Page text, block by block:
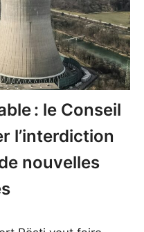
: le Conseil
l’interdiction
nouvelles